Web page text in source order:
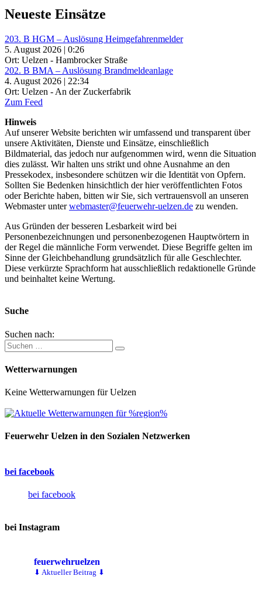
Neueste Einsätze
203. B HGM – Auslösung Heimgefahrenmelder
5. August 2026 | 0:26
Ort: Uelzen - Hambrocker Straße
202. B BMA – Auslösung Brandmeldeanlage
4. August 2026 | 22:34
Ort: Uelzen - An der Zuckerfabrik
Zum Feed
Hinweis
Auf unserer Website berichten wir umfassend und transparent über
unsere Aktivitäten, Dienste und Einsätze, einschließlich
Bildmaterial, das jedoch nur aufgenommen wird, wenn die Situation
dies zulässt. Wir halten uns strikt und ohne Ausnahme an den
Pressekodex, insbesondere schützen wir die Identität von Opfern.
Sollten Sie Bedenken hinsichtlich der hier veröffentlichten Fotos
oder Berichte haben, bitten wir Sie, sich vertrauensvoll an unseren
Webmaster unterwebmaster@feuerwehr-uelzen.de zu wenden.
Aus Gründen der besseren Lesbarkeit wird bei
Personenbezeichnungen und personenbezogenen Hauptwörtern in
der Regel die männliche Form verwendet. Diese Begriffe gelten im
Sinne der Gleichbehandlung grundsätzlich für alle Geschlechter.
Diese verkürzte Sprachform hat ausschließlich redaktionelle Gründe
und beinhaltet keine Wertung.
Suche
Suchen nach:
Wetterwarnungen
Keine Wetterwarnungen für Uelzen
Feuerwehr Uelzen in den Sozialen Netzwerken
bei facebook
bei facebook
bei Instagram
feuerwehruelzen
⬇ Aktueller Beitrag ⬇